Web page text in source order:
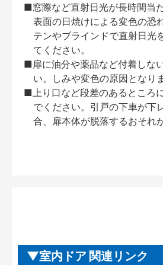
■窓際など直射日光が長時間当
表面の日焼けによる変色の恐
テンやブラインドで直射日光
てください。
■扉に油分や薬品など付着しな
い。しみや変色の原因となり
■上り口など段差のあるところ
でください。引戸の下車が下
合、扉本体が脱落するおそれ
室内ドア 関連リンク